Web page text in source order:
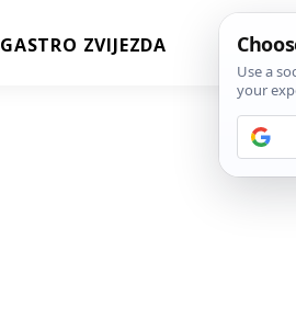
GASTRO ZVIJEZDA